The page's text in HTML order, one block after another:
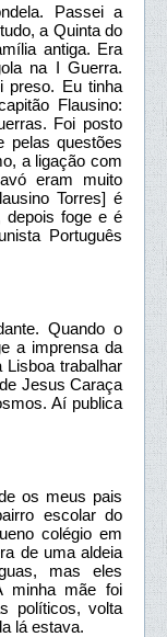
Passei a
a Quinta do
antiga. Era
na I Guerra.
preso. Eu tinha
Flausino:
Foi posto
pelas questões
a ligação com
eram muito
Torres] é
depois foge e é
Português
Quando o
a imprensa da
trabalhar
Jesus Caraça
Aí publica
os meus pais
escolar do
colégio em
de uma aldeia
mas eles
minha mãe foi
políticos, volta
lá estava.